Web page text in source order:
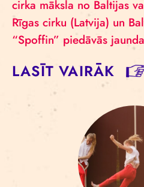
cirka māksla no Baltijas
Rīgas cirku (Latvija) un
“Spoffin” piedāvās
LASĪT VAIRĀK